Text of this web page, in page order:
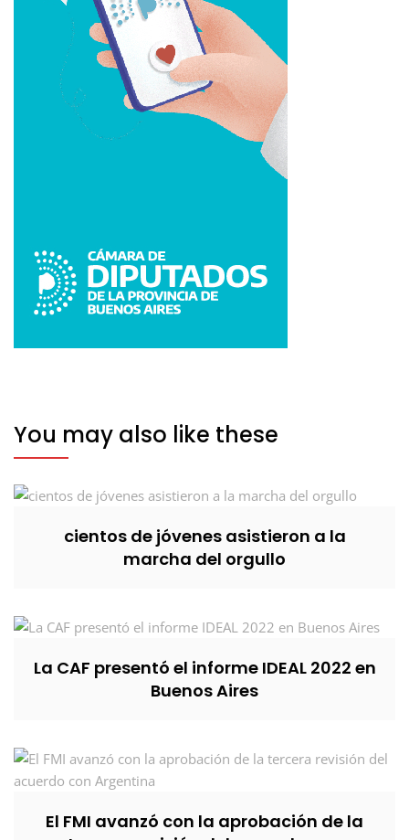
You may also like these
cientos de jóvenes asistieron a la
marcha del orgullo
La CAF presentó el informe IDEAL 2022 en
Buenos Aires
El FMI avanzó con la aprobación de la